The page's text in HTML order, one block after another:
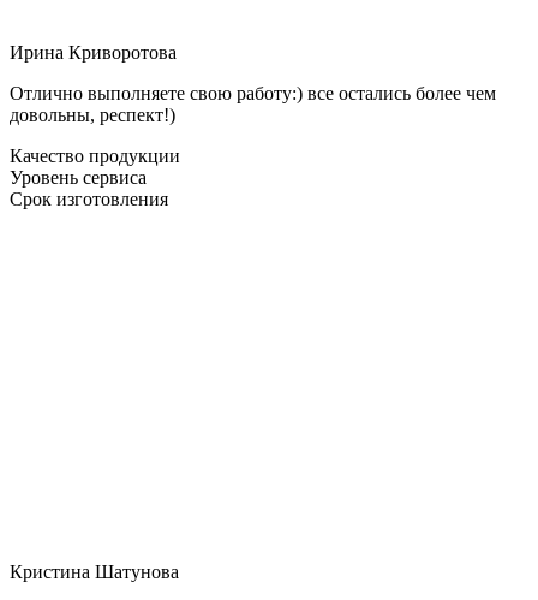
Ирина Криворотова
Отлично выполняете свою работу:) все остались более чем
довольны, респект!)
Качество продукции
Уровень сервиса
Срок изготовления
Кристина Шатунова